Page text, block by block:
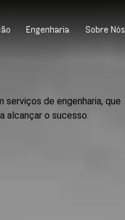
Engenharia Sobre Nós
serviços de engenharia, que
alcançar o sucesso.